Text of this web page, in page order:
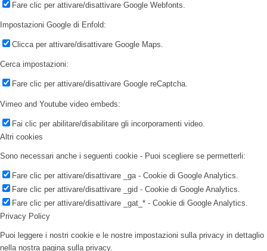
Fare clic per attivare/disattivare Google Webfonts.
Impostazioni Google di Enfold:
Clicca per attivare/disattivare Google Maps.
Cerca impostazioni:
Fare clic per attivare/disattivare Google reCaptcha.
Vimeo and Youtube video embeds:
Fai clic per abilitare/disabilitare gli incorporamenti video.
Altri cookies
Sono necessari anche i seguenti cookie - Puoi scegliere se permetterli:
Fare clic per attivare/disattivare _ga - Cookie di Google Analytics.
Fare clic per attivare/disattivare _gid - Cookie di Google Analytics.
Fare clic per attivare/disattivare _gat_* - Cookie di Google Analytics.
Privacy Policy
Puoi leggere i nostri cookie e le nostre impostazioni sulla privacy in dettaglio
nella nostra pagina sulla privacy.